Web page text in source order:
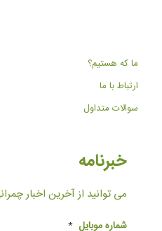
ما که هستیم؟
ارتباط با ما
سوالات متداول
خبرنامه
می توانید از آخرین اخبار
شماره موبایل *